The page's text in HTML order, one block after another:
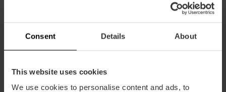
Consent Details About
This website uses cookies
We use cookies to personalise content and ads, to